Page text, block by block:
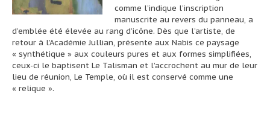
comme l’indique l’inscription
manuscrite au revers du panneau, a
d’emblée été élevée au rang d’icône. Dès que l’artiste, de
retour à l’Académie Jullian, présente aux Nabis ce paysage
« synthétique » aux couleurs pures et aux formes simplifiées,
ceux-ci le baptisent Le Talisman et l’accrochent au mur de leur
lieu de réunion, Le Temple, où il est conservé comme une
« relique ».